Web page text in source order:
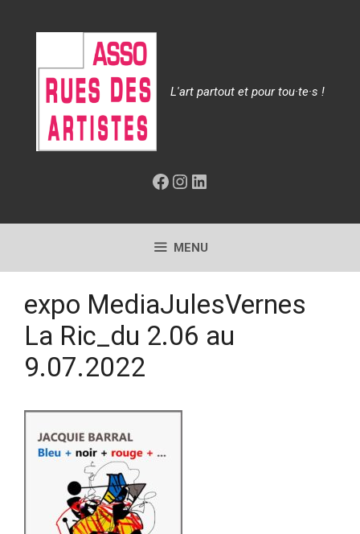
L'art partout et pour tou·te·s !
Facebook
Instagram
LinkedIn
MENU
expo MediaJulesVernes
La Ric_du 2.06 au
9.07.2022